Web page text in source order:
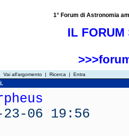
1° Forum di Astronomia
IL FORUM
Vai all'argomento | Ricerca | Entra
06 19:56